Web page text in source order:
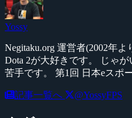
Yossy
Negitaku.org 運営者(2002年よ
Dota 2が大好きです。 じゃ
苦手です。 第1回 日本eスポ
記事一覧へ @YossyFPS